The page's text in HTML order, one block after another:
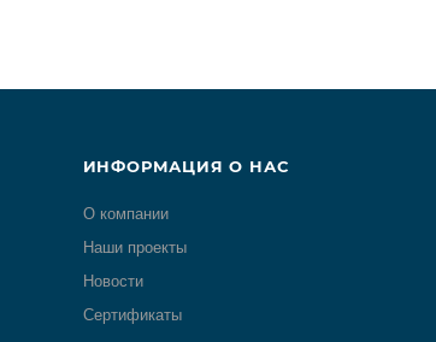
ИНФОРМАЦИЯ О НАС
О компании
Наши проекты
Новости
Сертификаты